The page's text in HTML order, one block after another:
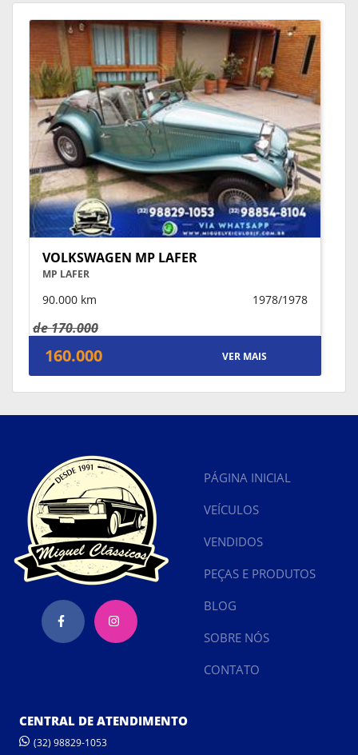
VOLKSWAGEN MP LAFER
MP LAFER
90.000 km 1978/1978
de 170.000
160.000 VER MAIS
PÁGINA INICIAL
VEÍCULOS
VENDIDOS
PEÇAS E PRODUTOS
BLOG
SOBRE NÓS
CONTATO
CENTRAL DE ATENDIMENTO
(32) 98829-1053